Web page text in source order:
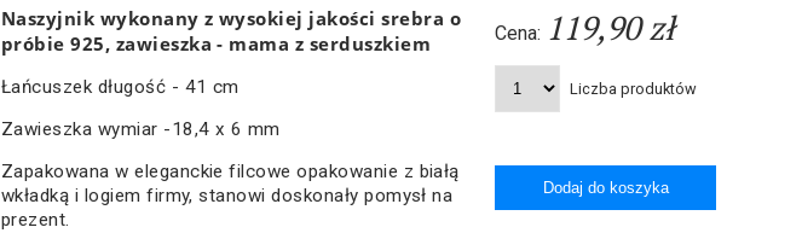
Naszyjnik wykonany z wysokiej jakości srebra o
próbie 925, zawieszka - mama z serduszkiem
Łańcuszek długość - 41 cm
Zawieszka wymiar -18,4 x 6 mm
Zapakowana w eleganckie filcowe opakowanie z białą
wkładką i logiem firmy, stanowi doskonały pomysł na
prezent.
Cena: 119,90 zł
Liczba produktów